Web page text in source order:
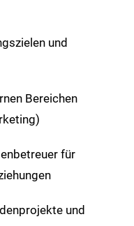
und
Bereichen
für
und